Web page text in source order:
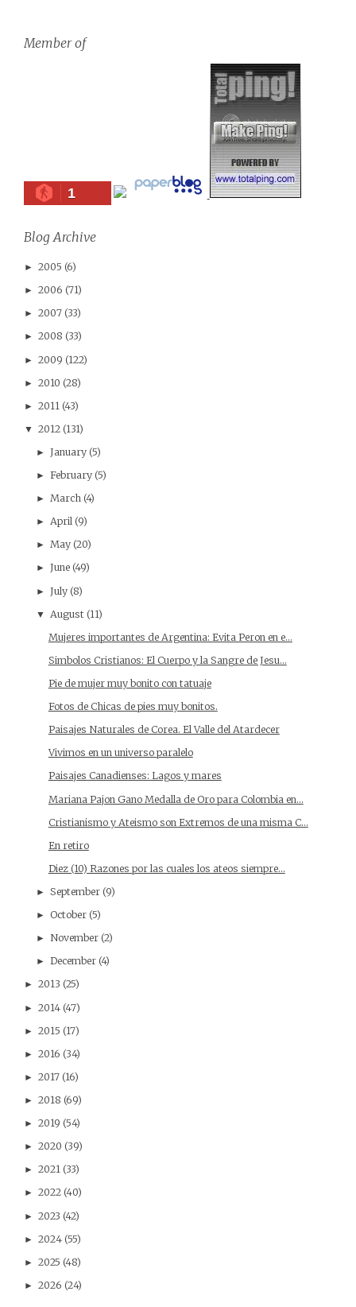
Member of
1
Blog Archive
► 2005 (6)
► 2006 (71)
► 2007 (33)
► 2008 (33)
► 2009 (122)
► 2010 (28)
► 2011 (43)
▼ 2012 (131)
► January (5)
► February (5)
► March (4)
► April (9)
► May (20)
► June (49)
► July (8)
▼ August (11)
Mujeres importantes de Argentina: Evita Peron en e...
Simbolos Cristianos: El Cuerpo y la Sangre de Jesu...
Pie de mujer muy bonito con tatuaje
Fotos de Chicas de pies muy bonitos.
Paisajes Naturales de Corea. El Valle del Atardecer
Vivimos en un universo paralelo
Paisajes Canadienses: Lagos y mares
Mariana Pajon Gano Medalla de Oro para Colombia en...
Cristianismo y Ateismo son Extremos de una misma C...
En retiro
Diez (10) Razones por las cuales los ateos siempre...
► September (9)
► October (5)
► November (2)
► December (4)
► 2013 (25)
► 2014 (47)
► 2015 (17)
► 2016 (34)
► 2017 (16)
► 2018 (69)
► 2019 (54)
► 2020 (39)
► 2021 (33)
► 2022 (40)
► 2023 (42)
► 2024 (55)
► 2025 (48)
► 2026 (24)